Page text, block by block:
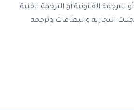
القانونية أو الترجمة الفنية
التجارية والبطاقات وترجمة